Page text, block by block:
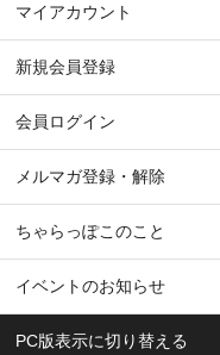
マイアカウント
新規会員登録
会員ログイン
メルマガ登録・解除
ちゃらっぽこのこと
イベントのお知らせ
PC版表示に切り替える